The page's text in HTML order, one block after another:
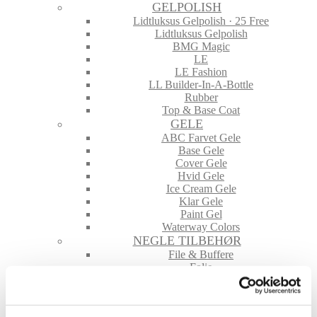
GELPOLISH
Lidtluksus Gelpolish · 25 Free
Lidtluksus Gelpolish
BMG Magic
LE
LE Fashion
LL Builder-In-A-Bottle
Rubber
Top & Base Coat
GELE
ABC Farvet Gele
Base Gele
Cover Gele
Hvid Gele
Ice Cream Gele
Klar Gele
Paint Gel
Waterway Colors
NEGLE TILBEHØR
File & Buffere
Folie
Glimmer & Pigmenter
Maskiner og tilbehør